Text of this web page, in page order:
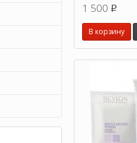
натуральной
1 500 p
В корзину